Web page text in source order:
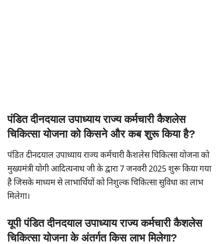
पंडित दीनदयाल उपाध्याय राज्य कर्मचारी कैशलेस
चिकित्सा योजना को किसने और कब शुरू किया है?
पंडित दीनदयाल उपाध्याय राज्य कर्मचारी कैशलेस चिकित्सा योजना को
मुख्यमंत्री योगी आदित्यनाथ जी के द्वारा 7 जनवरी 2025 शुरू किया गया
है जिसके माध्यम से लाभार्थियों को निशुल्क चिकित्सा सुविधा का लाभ
मिलेगा।
यूपी पंडित दीनदयाल उपाध्याय राज्य कर्मचारी कैशलेस
चिकित्सा योजना के अंतर्गत किस लाभ मिलेगा?